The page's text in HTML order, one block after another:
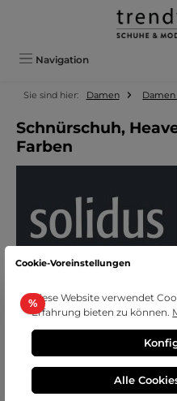
Zum Hauptinhalt springen
Navigation
Sie sind hier: Damen
Schnürschuh,
Farben
Bildergalerie überspringen
%Rabatt
Cookie-Voreinstellungen
Diese Website verwendet
Erfahrung bieten zu können.
Alle